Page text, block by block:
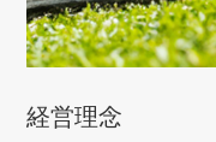
経営理念